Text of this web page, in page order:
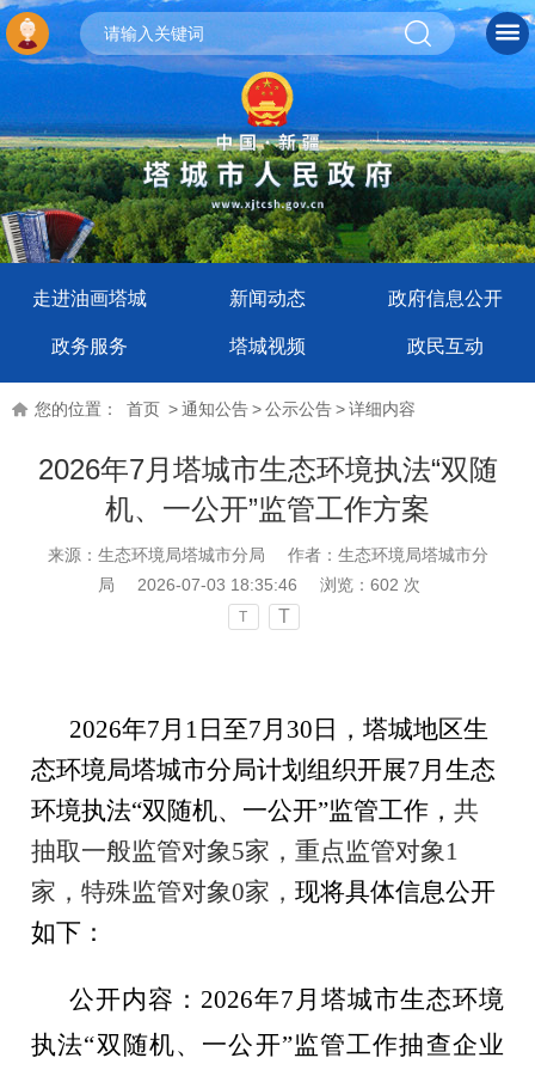
走进油画塔城 新闻动态 政府信息公开
政务服务 塔城视频 政民互动
您的位置： 首页 >通知公告>公示公告>详细内容
2026年7月塔城市生态环境执法“双随
机、一公开”监管工作方案
来源：生态环境局塔城市分局
作者：生态环境局塔城市分
局
2026-07-03 18:35:46 浏览： 602 次
T T
2026年7 月 1 日至7 月 30 日，塔城地区生
态环境局塔城市分局计划组织开展7 月生态
环境执法“双随机、一公开”监管工作，共
抽取一般监管对象5家，重点监管对象 1
家，特殊监管对象0家，现将具体信息公开
如下：
公开内容： 2026年7 月 塔城市生态环境
执法“双随机、一公开”监管工作抽查企业